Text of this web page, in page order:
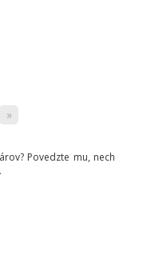
»
Povedzte mu, nech